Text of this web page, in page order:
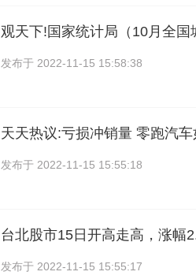
观天下!国家统计局（10月全国
发布于 2022-11-15 15:58:38
天天热议:亏损冲销量 零跑汽车
发布于 2022-11-15 15:55:18
台北股市15日开高走高，涨幅
发布于 2022-11-15 15:55:17